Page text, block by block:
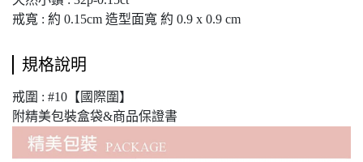
戒寬 : 約 0.15cm 造型面寬 約 0.9 x 0.9 cm
規格說明
戒圍 : #10【國際圍】
附精美包裝盒袋&商品保證書